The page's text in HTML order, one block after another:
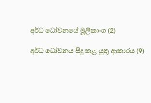
අර්ධ ධෝවනයේ මූලිකාංග (2)
අර්ධ ධෝවනය සිදු කළ යුතු ආකාරය (9)